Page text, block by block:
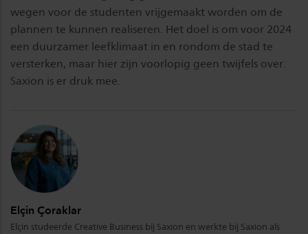
wegen voor de studenten vrijgemaakt worden om de
plannen te kunnen realiseren. Het doel is om voor 2024
een duurzamer leefklimaat in en rondom de stad te
versterken, maar hier zijn voorlopig geen twijfels over.
Saxion is er druk mee.
Elçin Çoraklar
Elçin studeerde Creative Business bij Saxion en werkte bij Saxion als